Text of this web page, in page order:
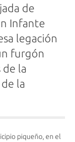
de
Infante
legación
furgón
de la
la
piqueño, en el